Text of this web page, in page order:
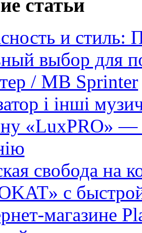
статьи
и
выбор для
/ MB Sprinter
і інші
«LuxPRO» —
свобода на
с
магазине